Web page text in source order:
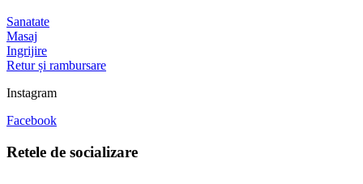
Sanatate
Masaj
Ingrijire
Retur și rambursare
Instagram
Facebook
Retele de socializare